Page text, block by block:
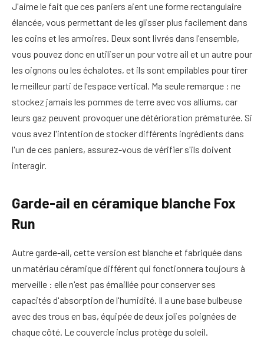
J'aime le fait que ces paniers aient une forme rectangulaire
élancée, vous permettant de les glisser plus facilement dans
les coins et les armoires. Deux sont livrés dans l'ensemble,
vous pouvez donc en utiliser un pour votre ail et un autre pour
les oignons ou les échalotes, et ils sont empilables pour tirer
le meilleur parti de l'espace vertical. Ma seule remarque : ne
stockez jamais les pommes de terre avec vos alliums, car
leurs gaz peuvent provoquer une détérioration prématurée. Si
vous avez l'intention de stocker différents ingrédients dans
l'un de ces paniers, assurez-vous de vérifier s'ils doivent
interagir.
Garde-ail en céramique blanche Fox
Run
Autre garde-ail, cette version est blanche et fabriquée dans
un matériau céramique différent qui fonctionnera toujours à
merveille : elle n'est pas émaillée pour conserver ses
capacités d'absorption de l'humidité. Il a une base bulbeuse
avec des trous en bas, équipée de deux jolies poignées de
chaque côté. Le couvercle inclus protège du soleil.